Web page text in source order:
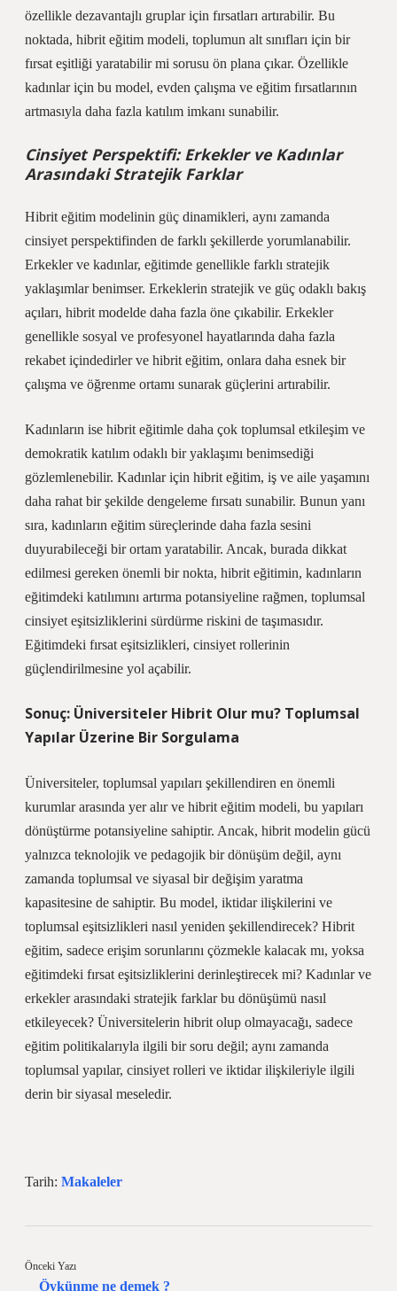
özellikle dezavantajlı gruplar için fırsatları artırabilir. Bu
noktada, hibrit eğitim modeli, toplumun alt sınıfları için bir
fırsat eşitliği yaratabilir mi sorusu ön plana çıkar. Özellikle
kadınlar için bu model, evden çalışma ve eğitim fırsatlarının
artmasıyla daha fazla katılım imkanı sunabilir.
Cinsiyet Perspektifi: Erkekler ve Kadınlar
Arasındaki Stratejik Farklar
Hibrit eğitim modelinin güç dinamikleri, aynı zamanda
cinsiyet perspektifinden de farklı şekillerde yorumlanabilir.
Erkekler ve kadınlar, eğitimde genellikle farklı stratejik
yaklaşımlar benimser. Erkeklerin stratejik ve güç odaklı bakış
açıları, hibrit modelde daha fazla öne çıkabilir. Erkekler
genellikle sosyal ve profesyonel hayatlarında daha fazla
rekabet içindedirler ve hibrit eğitim, onlara daha esnek bir
çalışma ve öğrenme ortamı sunarak güçlerini artırabilir.
Kadınların ise hibrit eğitimle daha çok toplumsal etkileşim ve
demokratik katılım odaklı bir yaklaşımı benimsediği
gözlemlenebilir. Kadınlar için hibrit eğitim, iş ve aile yaşamını
daha rahat bir şekilde dengeleme fırsatı sunabilir. Bunun yanı
sıra, kadınların eğitim süreçlerinde daha fazla sesini
duyurabileceği bir ortam yaratabilir. Ancak, burada dikkat
edilmesi gereken önemli bir nokta, hibrit eğitimin, kadınların
eğitimdeki katılımını artırma potansiyeline rağmen, toplumsal
cinsiyet eşitsizliklerini sürdürme riskini de taşımasıdır.
Eğitimdeki fırsat eşitsizlikleri, cinsiyet rollerinin
güçlendirilmesine yol açabilir.
Sonuç: Üniversiteler Hibrit Olur mu? Toplumsal
Yapılar Üzerine Bir Sorgulama
Üniversiteler, toplumsal yapıları şekillendiren en önemli
kurumlar arasında yer alır ve hibrit eğitim modeli, bu yapıları
dönüştürme potansiyeline sahiptir. Ancak, hibrit modelin gücü
yalnızca teknolojik ve pedagojik bir dönüşüm değil, aynı
zamanda toplumsal ve siyasal bir değişim yaratma
kapasitesine de sahiptir. Bu model, iktidar ilişkilerini ve
toplumsal eşitsizlikleri nasıl yeniden şekillendirecek? Hibrit
eğitim, sadece erişim sorunlarını çözmekle kalacak mı, yoksa
eğitimdeki fırsat eşitsizliklerini derinleştirecek mi? Kadınlar ve
erkekler arasındaki stratejik farklar bu dönüşümü nasıl
etkileyecek? Üniversitelerin hibrit olup olmayacağı, sadece
eğitim politikalarıyla ilgili bir soru değil; aynı zamanda
toplumsal yapılar, cinsiyet rolleri ve iktidar ilişkileriyle ilgili
derin bir siyasal meseledir.
Tarih: Makaleler
Önceki Yazı
Öykünme ne demek ?